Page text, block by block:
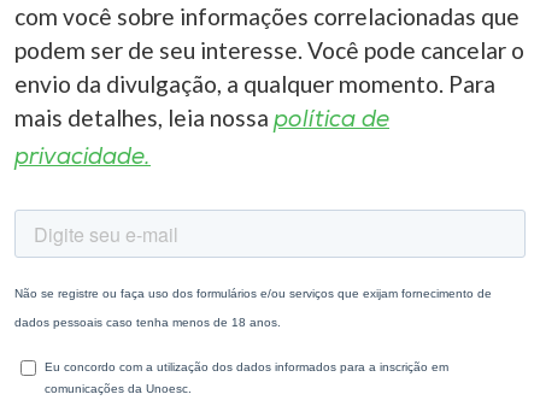
com você sobre informações correlacionadas que
podem ser de seu interesse. Você pode cancelar o
envio da divulgação, a qualquer momento. Para
mais detalhes, leia nossa política de
privacidade.